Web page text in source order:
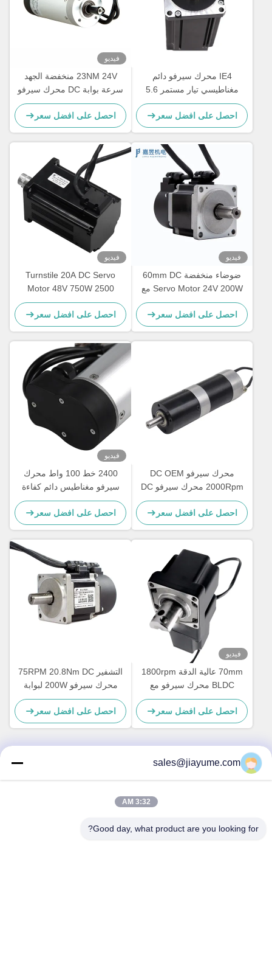
IE4 محرك سيرفو دائم
مغناطيسي تيار مستمر 5.6
نانومتر 48 فولت محرك سيرفو
احصل على افضل سعر
فيديو
23NM 24V منخفضة الجهد
سرعة بوابة DC محرك سيرفو
مع علبة التروس
احصل على افضل سعر
فيديو
ضوضاء منخفضة 60mm DC
Servo Motor 24V 200W مع
1000 خط Encoder متزايد
لبوابة Turntile المنزلية
احصل على افضل سعر
فيديو
Turnstile 20A DC Servo
Motor 48V 750W 2500
خطوط بالتنقيط
احصل على افضل سعر
محرك سيرفو DC OEM
2000Rpm محرك سيرفو DC
مع ترميز 0.5nm عزم دوران
GEBS57R-A3
احصل على افضل سعر
فيديو
2400 خط 100 واط محرك
سيرفو مغناطيس دائم كفاءة
IE4
احصل على افضل سعر
فيديو
70mm عالية الدقة 1800rpm
BLDC محرك سيرفو مع
صناديق التروس المتكاملة
للقومة العكسيّة العالية والحمل
الزائد للخدمة
احصل على افضل سعر
التشفير 75RPM 20.8Nm DC
محرك سيرفو 200W لبوابة
حاجز التأرجح
احصل على افضل سعر
اتصال سريع
sales@jiayume.com
3:32 AM
Good day, what product are you looking for?